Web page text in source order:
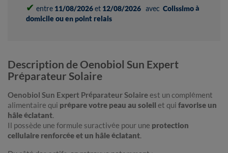
✔ entre 11/08/2026et 12/08/2026 avec Colissimo à
domicile ou en point relais
Description de Oenobiol Sun Expert
Préparateur Solaire
Oenobiol Sun Expert Préparateur Solaireest un complément
alimentaire qui prépare votre peau au soleil et qui favorise un
hâle éclatant.
Il possède une formule suractivée pour une protection
cellulaire renforcée et un hâle éclatant.